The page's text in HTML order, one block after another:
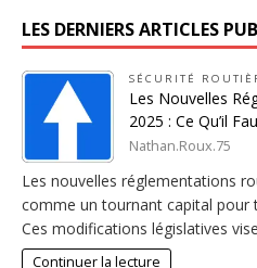
LES DERNIERS ARTICLES
SÉCURITÉ
Les Nouvelles
2025 : Ce Qu’il
Nathan.Roux.75
Les nouvelles réglementations
comme un tournant capital pour
Ces modifications législatives
Continuer la lecture